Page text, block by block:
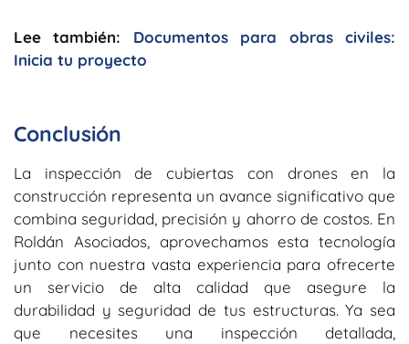
Lee también: Documentos para obras civiles:
Inicia tu proyecto
Conclusión
La inspección de cubiertas con drones en la
construcción representa un avance significativo que
combina seguridad, precisión y ahorro de costos. En
Roldán Asociados, aprovechamos esta tecnología
junto con nuestra vasta experiencia para ofrecerte
un servicio de alta calidad que asegure la
durabilidad y seguridad de tus estructuras.Ya sea
que necesites una inspección detallada,